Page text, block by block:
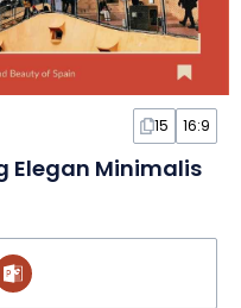
15 16:9
Elegan Minimalis